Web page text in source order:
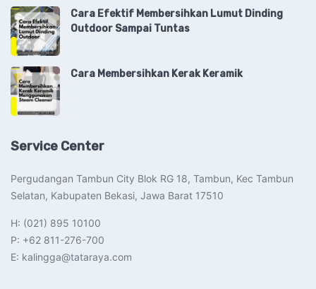
Cara Efektif Membersihkan Lumut Dinding
Outdoor Sampai Tuntas
Cara Membersihkan Kerak Keramik
Service Center
Pergudangan Tambun City Blok RG 18, Tambun, Kec Tambun
Selatan, Kabupaten Bekasi, Jawa Barat 17510​
H: (021) 895 10100
P: +62 811-276-700
E: kalingga@tataraya.com